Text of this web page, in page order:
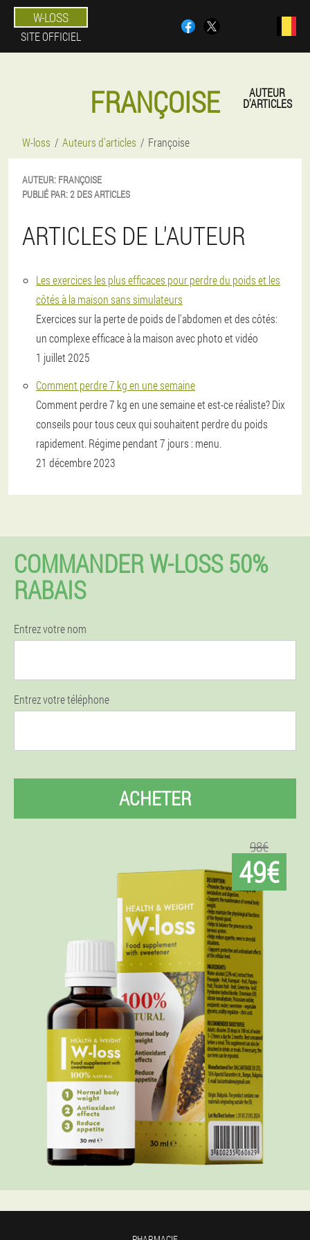
W-LOSS
SITE OFFICIEL
FRANÇOISE AUTEUR
D'ARTICLES
W-loss Auteurs d'articles Françoise
AUTEUR: FRANÇOISE
PUBLIÉ PAR:2 DES ARTICLES
ARTICLES DE L'AUTEUR
Les exercices les plus efficaces pour perdre du poids et les
côtés à la maison sans simulateurs
Exercices sur la perte de poids de l'abdomen et des côtés:
un complexe efficace à la maison avec photo et vidéo
1 juillet 2025
Comment perdre 7 kg en une semaine
Comment perdre 7 kg en une semaine et est-ce réaliste? Dix
conseils pour tous ceux qui souhaitent perdre du poids
rapidement. Régime pendant 7 jours : menu.
21 décembre 2023
COMMANDER W-LOSS 50%
RABAIS
Entrez votre nom
Entrez votre téléphone
ACHETER
98€
49€